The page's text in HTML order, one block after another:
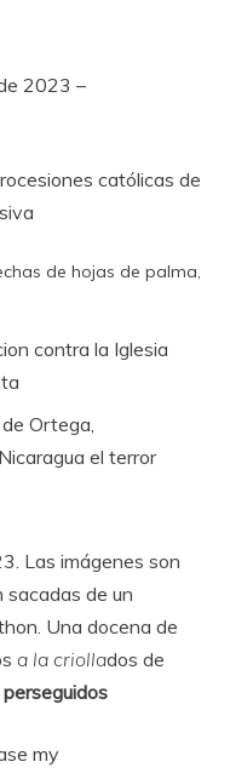
2023 –
católicas de
de hojas de palma,
contra la Iglesia
Ortega,
el terror
Las imágenes son
de un
Una docena de
a la criollados de
my